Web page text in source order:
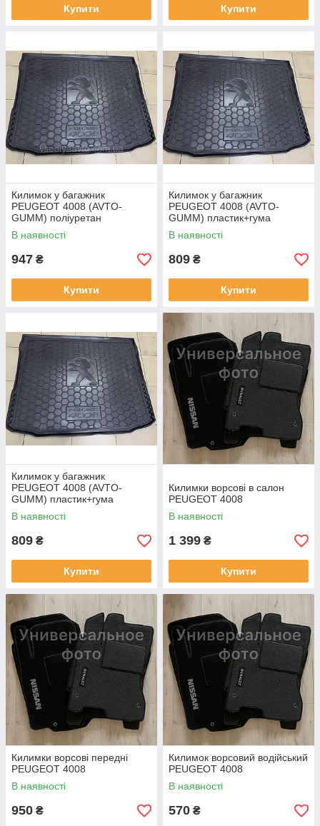
Купити Купити
Килимок у багажник
PEUGEOT 4008 (AVTO-
GUMM) поліуретан
В наявності
947 ₴
Купити
Килимок у багажник
PEUGEOT 4008 (AVTO-
GUMM) пластик+гума
В наявності
809 ₴
Купити
Килимок у багажник
PEUGEOT 4008 (AVTO-
GUMM) пластик+гума
В наявності
809 ₴
Купити
Килимки ворсові в салон
PEUGEOT 4008
В наявності
1 399 ₴
Купити
Килимки ворсові передні
PEUGEOT 4008
В наявності
950 ₴
Килимок ворсовий водійський
PEUGEOT 4008
В наявності
570 ₴